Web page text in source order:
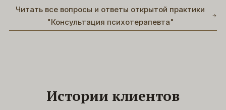
Читать все вопросы и ответы открытой практики
"Консультация психотерапевта"
Истории клиентов